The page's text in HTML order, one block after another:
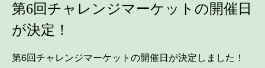
第6回チャレンジマーケットの開催日
が決定！
第6回チャレンジマーケットの開催日が決定しました！